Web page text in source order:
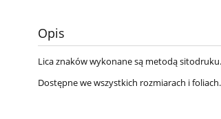
Opis
Lica znaków wykonane są metodą sitodruku.
Dostępne we wszystkich rozmiarach i foliach.